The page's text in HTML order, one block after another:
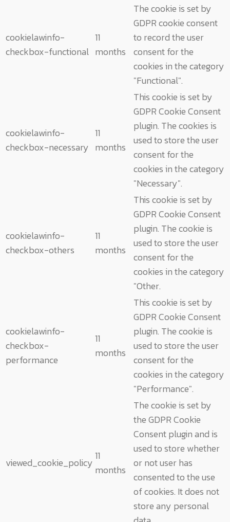
cookielawinfo-
checkbox-functional
11
months
The cookie is set by
GDPR cookie consent
to record the user
consent for the
cookies in the category
"Functional".
cookielawinfo-
checkbox-necessary
11
months
This cookie is set by
GDPR Cookie Consent
plugin. The cookies is
used to store the user
consent for the
cookies in the category
"Necessary".
cookielawinfo-
checkbox-others
11
months
This cookie is set by
GDPR Cookie Consent
plugin. The cookie is
used to store the user
consent for the
cookies in the category
"Other.
cookielawinfo-
checkbox-
performance
11
months
This cookie is set by
GDPR Cookie Consent
plugin. The cookie is
used to store the user
consent for the
cookies in the category
"Performance".
viewed_cookie_policy
11
months
The cookie is set by
the GDPR Cookie
Consent plugin and is
used to store whether
or not user has
consented to the use
of cookies. It does not
store any personal